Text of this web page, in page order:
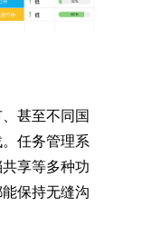
甚至不同国
任务管理系
享等多种功
保持无缝沟